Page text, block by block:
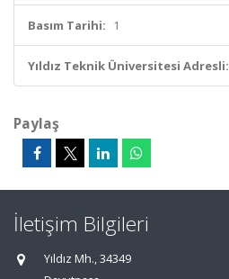
Basım Tarihi: 1
Yıldız Teknik Üniversitesi Adresli:
Paylaş
İletişim Bilgileri
Yıldız Mh., 34349